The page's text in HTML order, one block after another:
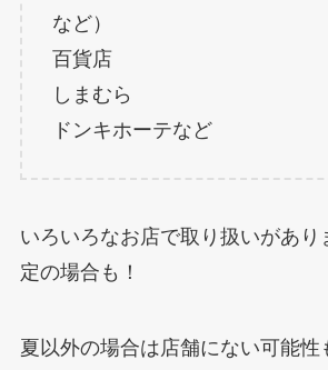
など）
百貨店
しまむら
ドンキホーテなど
いろいろなお店で取り扱いがあり
定の場合も！
夏以外の場合は店舗にない可能性